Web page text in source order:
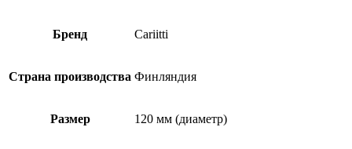
Бренд Cariitti
Страна производства Финляндия
Размер 120 мм (диаметр)